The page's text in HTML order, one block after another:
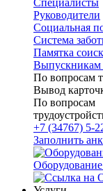
Специалисты
Руководители
Cоциальная
Система
Памятка
Выпускникам
По вопросам
Вывод
По вопросам
+7 (34767) 5-
Заполнить